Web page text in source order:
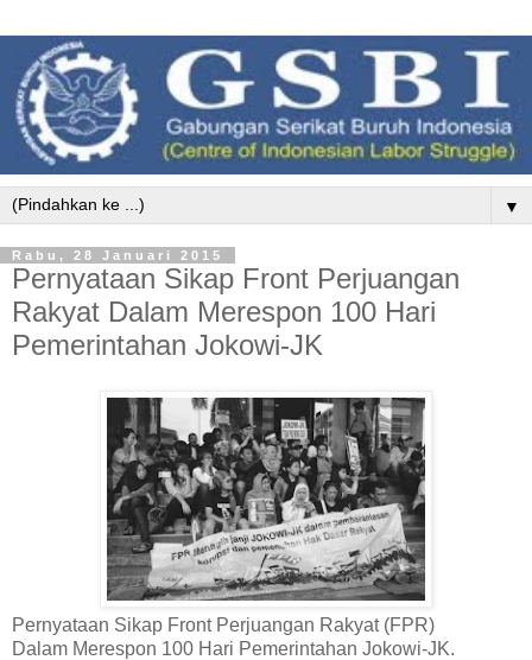
▼
Rabu, 28 Januari 2015
Pernyataan Sikap Front Perjuangan
Rakyat Dalam Merespon 100 Hari
Pemerintahan Jokowi-JK
Pernyataan Sikap Front Perjuangan Rakyat (FPR)
Dalam Merespon 100 Hari Pemerintahan Jokowi-JK.